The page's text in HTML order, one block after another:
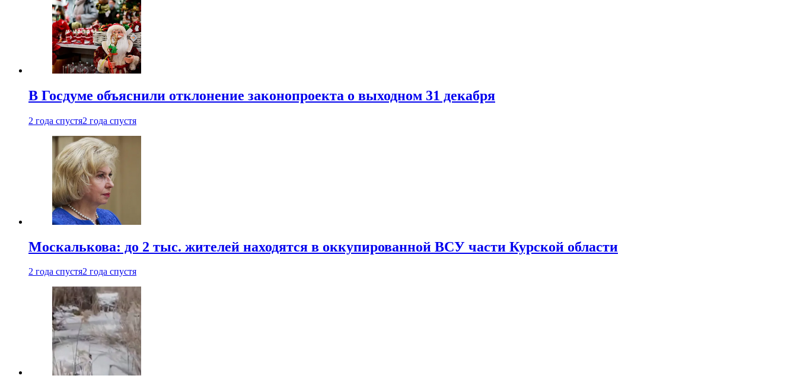
В Госдуме объяснили отклонение законопроекта о выходном 31 декабря
2 года спустя2 года спустя
Москалькова: до 2 тыс. жителей находятся в оккупированной ВСУ части Курской области
2 года спустя2 года спустя